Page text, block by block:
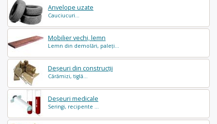
Anvelope uzate
Cauciucuri...
Mobilier vechi, lemn
Lemn din demolări, paleți...
Deșeuri din construcții
Cărămizi, tiglă...
Deșeuri medicale
Seringi, recipente ...